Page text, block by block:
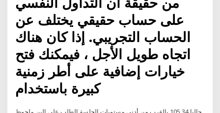
على حساب حقيقي يختلف عن
الحساب التجريبي. إذا كان هناك
اتجاه طويل الأجل ، فيمكنك فتح
خيارات إضافية على أطر زمنية
كبيرة باستخدام